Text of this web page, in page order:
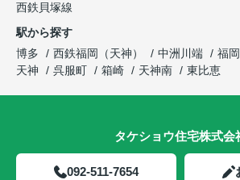
西鉄貝塚線
駅から探す
博多
西鉄福岡（天神） 中洲川端 福
天神
呉服町 箱崎 天神南 東比恵
タケショウ住宅株式会
092-511-7654